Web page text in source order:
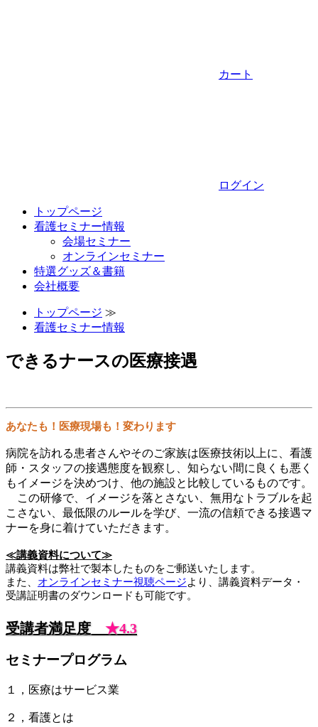
カート
ログイン
トップページ
看護セミナー情報
会場セミナー
オンラインセミナー
特選グッズ＆書籍
会社概要
トップページ ≫
看護セミナー情報
できるナースの医療接遇
あなたも！医療現場も！変わります
病院を訪れる患者さんやそのご家族は医療技術以上に、看護
師・スタッフの接遇態度を観察し、知らない間に良くも悪く
もイメージを決めつけ、他の施設と比較しているものです。
この研修で、イメージを落とさない、無用なトラブルを起
こさない、最低限のルールを学び、一流の信頼できる接遇マ
ナーを身に着けていただきます。
≪講義資料について≫
講義資料は弊社で製本したものをご郵送いたします。
また、 オンラインセミナー視聴ページより、講義資料データ・
受講証明書のダウンロードも可能です。
受講者満足度 ★4.3
セミナープログラム
１，医療はサービス業
２，看護とは